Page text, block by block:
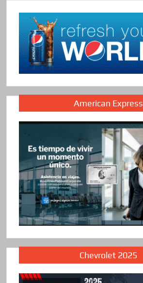
American Express
Chevrolet 2025